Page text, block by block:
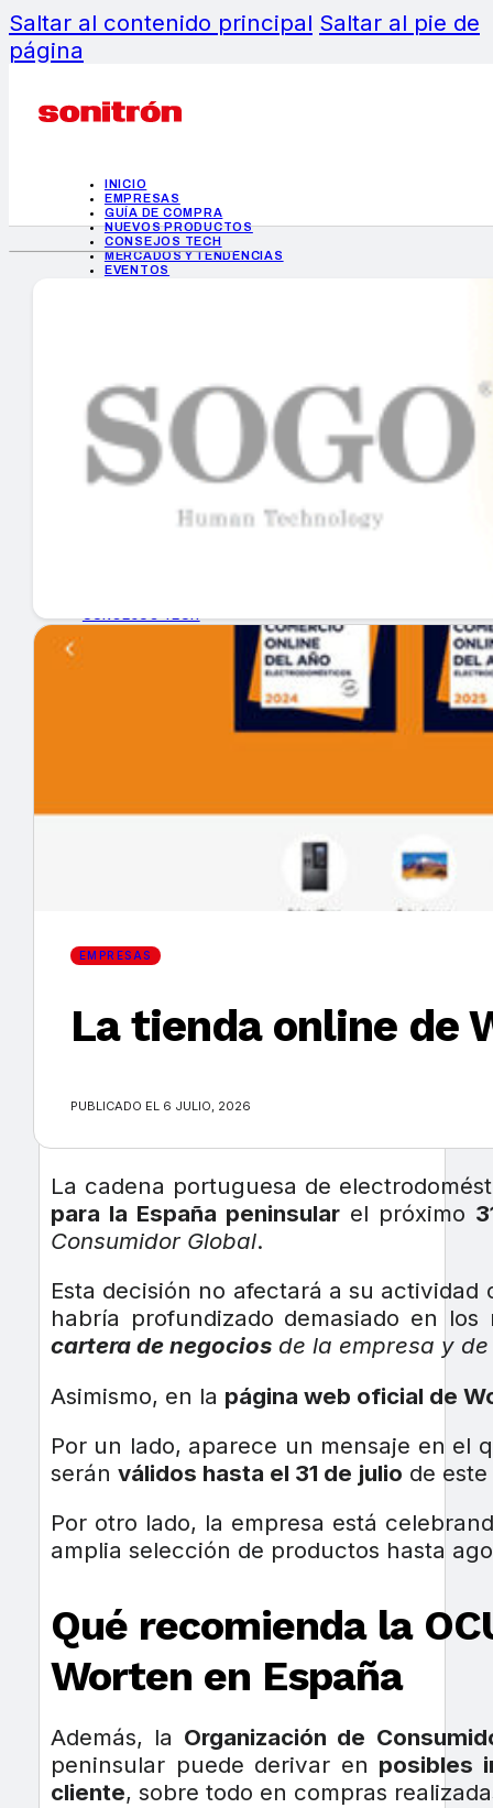
Saltar al contenido principal Saltar al pie de
página
INICIO
EMPRESAS
GUÍA DE COMPRA
NUEVOS PRODUCTOS
CONSEJOS TECH
MERCADOS Y TENDENCIAS
EVENTOS
INICIO
EMPRESAS
GUÍA DE COMPRA
MERCADOS Y TENDENCIAS
Encuentra tu noticia
EMPRESAS
La tienda online de
PUBLICADO EL 6 JULIO, 2026
La cadena portuguesa de
para la España peninsularel próximo
Consumidor Global.
Esta decisión no afectará a su
habría profundizado demasiado en
cartera de negociosde la empresa y
Asimismo, en la página web oficial de
Por un lado, aparece un mensaje en el
serán válidos hasta el 31 de julio de
Por otro lado, la empresa está
amplia selección de productos hasta
Qué recomienda la
Worten en España
Además, la Organización de
peninsular puede derivar en posibles
cliente, sobre todo en compras